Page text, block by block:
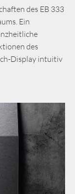
des EB 333
Ein
des
Display intuitiv